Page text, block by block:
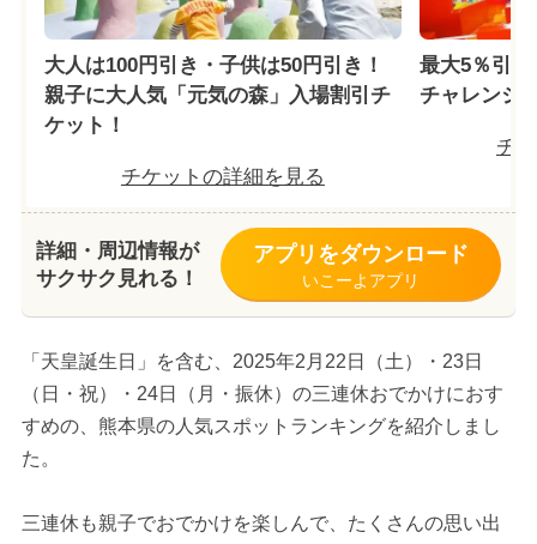
大人は100円引き・子供は50円引き！
親子に大人気「元気の森」入場割引チ
ケット！
チケットの詳細を見る
最大5％引
チャレンジ
チ
詳細・周辺情報が
サクサク見れる！
アプリをダウンロード
いこーよアプリ
「天皇誕生日」を含む、2025年2月22日（土）・23日
（日・祝）・24日（月・振休）の三連休おでかけにおす
すめの、熊本県の人気スポットランキングを紹介しまし
た。
三連休も親子でおでかけを楽しんで、たくさんの思い出